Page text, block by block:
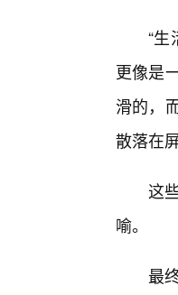
“
更像是
滑的，
散落在
这
喻。
最